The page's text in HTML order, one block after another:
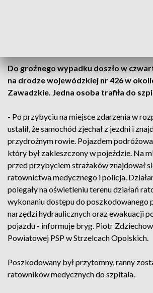
Do groźnego wypadku doszło w
na drodze wojewódzkiej nr 426 w
Zawadzkie. Jedna osoba trafiła do
- Po przybyciu na miejsce zdarzenia w
ustalił, że samochód zjechał z jezdni i
przydrożnym rowie. Pojazdem
który był zakleszczony w pojeździe. Na
przed przybyciem strażaków znajdował
ratownictwa medycznego i policja.
polegały na oświetleniu terenu działań
wykonaniu dostępu do poszkodowanego
narzędzi hydraulicznych oraz ewakuacji
pojazdu - informuje bryg. Piotr
Powiatowej PSP w Strzelcach Opolskich.
Poszkodowany był przytomny, ranny
ratowników medycznych do szpitala.